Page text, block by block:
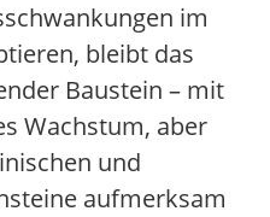
im
bleibt das
Baustein – mit
Wachstum, aber
und
aufmerksam